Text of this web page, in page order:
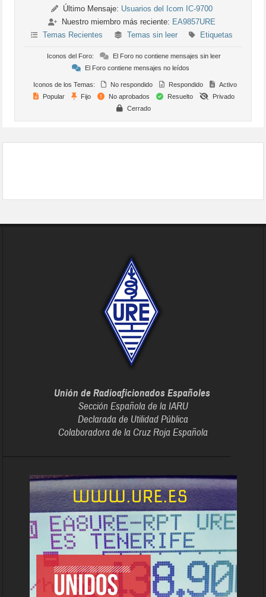
Último Mensaje: Usuarios del Icom IC-9700
Nuestro miembro más reciente: EA9857URE
Temas Recientes
Temas sin leer Etiquetas
Iconos del Foro:
El Foro no contiene mensajes sin leer
El Foro contiene mensajes no leídos
Iconos de los Temas: No respondido Respondido
Activo
Popular
Fijo No aprobados Resuelto
Privado
Cerrado
Unión de Radioaficionados Españoles
Sección Española de la IARU
Declarada de Utilidad Pública
Colaboradora de la Cruz Roja Española